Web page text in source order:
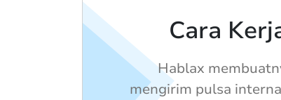
Cara
Hablax
mengirim pulsa